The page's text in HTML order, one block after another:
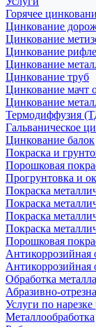
Горячее
Цинкование
Цинкование
Цинкование
Цинкование
Цинкование труб
Цинкование мачт
Цинкование
Термодиффузия
Гальваническое
Цинкование балок
Покраска и
Порошковая
Прогрунтовка и
Покраска
Покраска
Покраска
Покраска
Порошковая
Антикоррозийная
Антикоррозийная
Обработка металла
Абразивно-
Услуги по
Металлообработка